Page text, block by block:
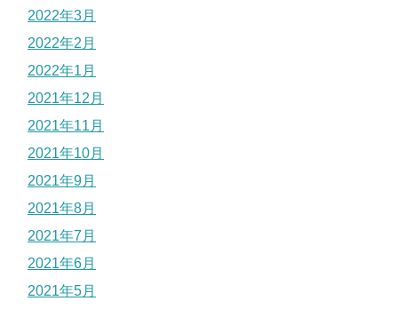
2022年3月
2022年2月
2022年1月
2021年12月
2021年11月
2021年10月
2021年9月
2021年8月
2021年7月
2021年6月
2021年5月